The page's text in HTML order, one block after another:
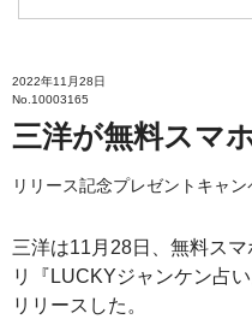
2022年11月28日
No.10003165
三洋が無料スマ
リリース記念プレゼントキャ
三洋は11月28日、無料スマ
リ『LUCKYジャンケン占
リリースした。